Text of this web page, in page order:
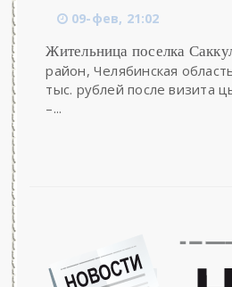
09-фев, 21:02
Жительница поселка
район, Челябинская
тыс. рублей после визита
–...